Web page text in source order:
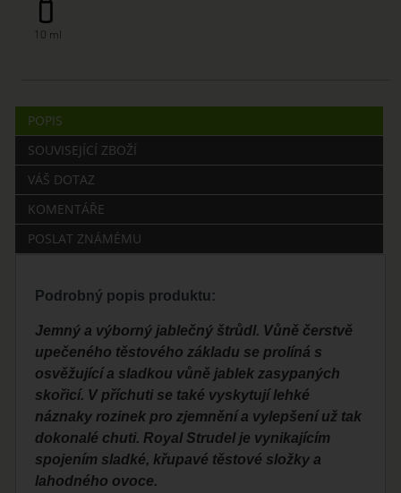
10 ml
POPIS
SOUVISEJÍCÍ ZBOŽÍ
VÁŠ DOTAZ
KOMENTÁŘE
POSLAT ZNÁMÉMU
Podrobný popis produktu:
Jemný a výborný jablečný štrůdl. Vůně čerstvě
upečeného těstového základu se prolíná s
osvěžující a sladkou vůně jablek zasypaných
skořicí. V příchuti se také vyskytují lehké
náznaky rozinek pro zjemnění a vylepšení už tak
dokonalé chuti. Royal Strudel je vynikajícím
spojením sladké, křupavé těstové složky a
lahodného ovoce.